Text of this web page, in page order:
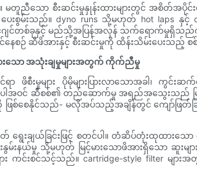
ညီသော စီးဆင်းမှုနှုန်းထားများတွင် အစိတ်အပိုင်
းသည်။ dyno runs သို့မဟုတ် hot laps နှင့်
င်တစ်ခုနှင့် မည်သို့အပြန်အလှန် သက်ရောက်မှုရှိသည်ကို
စဉ် ဆီဖိအားနှင့် စီးဆင်းမှုကို ထိန်းသိမ်းပေးသည့်
သော အသုံးချမှုများအတွက် ကိုက်ညီမှု
စီးမှုများ ပိုမိုများပြားလာသောအခါ၊ ကွင်
ပါအဝင် ဆီစစ်၏ တည်ဆောက်မှု အရည်အသွေးသည် မြ
စေနိုင်သည်- မလိုအပ်သည့်အချိန်တွင် ကျော်ဖြတ်ခြ
ရွေးချယ်ခြင်းဖြင့် စတင်ပါ။ တံဆိပ်တုံးထုထား
န်းနွမ်းနယ်မှု သို့မဟုတ် မြင့်မားသောဖိအားရှိသော ဆူ
ကင်းစင်သင့်သည်။ cartridge-style filter မျာ